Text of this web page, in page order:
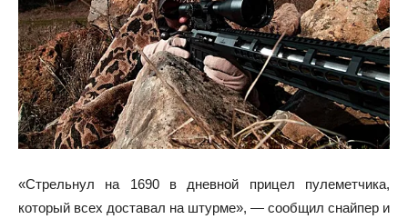
«Стрельнул на 1690 в дневной прицел пулеметчика,
который всех доставал на штурме», — сообщил снайпер и